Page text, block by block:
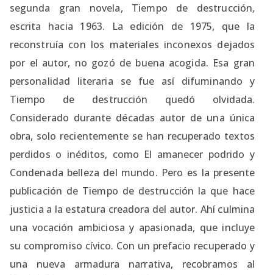
segunda gran novela, Tiempo de destrucción,
escrita hacia 1963. La edición de 1975, que la
reconstruía con los materiales inconexos dejados
por el autor, no gozó de buena acogida. Esa gran
personalidad literaria se fue así difuminando y
Tiempo de destrucción quedó olvidada.
Considerado durante décadas autor de una única
obra, solo recientemente se han recuperado textos
perdidos o inéditos, como El amanecer podrido y
Condenada belleza del mundo. Pero es la presente
publicación de Tiempo de destrucción la que hace
justicia a la estatura creadora del autor. Ahí culmina
una vocación ambiciosa y apasionada, que incluye
su compromiso cívico. Con un prefacio recuperado y
una nueva armadura narrativa, recobramos al